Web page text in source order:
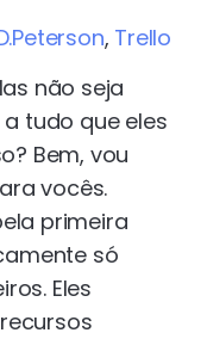
, Trello
não seja
tudo que eles
Bem, vou
vocês.
primeira
só
Eles